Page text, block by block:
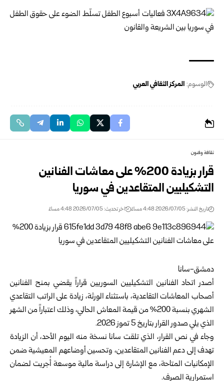
الوسوم: المركز الثقافي العربي
ثقافة وفنون
قرار بزيادة 200% على معاشات الفنانين
التشكيليين المتقاعدين في سوريا
تاريخ النشر: 2026/07/05 4:48 مساءً اخر تحديث: 2026/07/05 4:48 مساءً
دمشق-سانا
أصدر اتحاد الفنانين التشكيليين السوريين قراراً يقضي بمنح الفنانين
أصحاب المعاشات التقاعدية، باستثناء الورثة، زيادة على الراتب التقاعدي
الشهري بنسبة 200% من قيمة المعاش الحالي، وذلك اعتباراً من الشهر
الذي يلي صدور القرار بتاريخ 5 تموز 2026.
وجاء في نص القرار، الذي تلقت سانا نسخة منه اليوم الأحد، أن الزيادة
تهدف إلى دعم الفنانين المتقاعدين، وتحسين أوضاعهم المعيشية ضمن
الإمكانيات المتاحة، مع الإشارة إلى دراسة مالية موسعة أُجريت لضمان
استمرارية الصرف.